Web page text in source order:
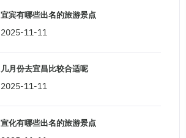
宜宾有哪些出名的旅游景点
2025-11-11
几月份去宜昌比较合适呢
2025-11-11
宣化有哪些出名的旅游景点